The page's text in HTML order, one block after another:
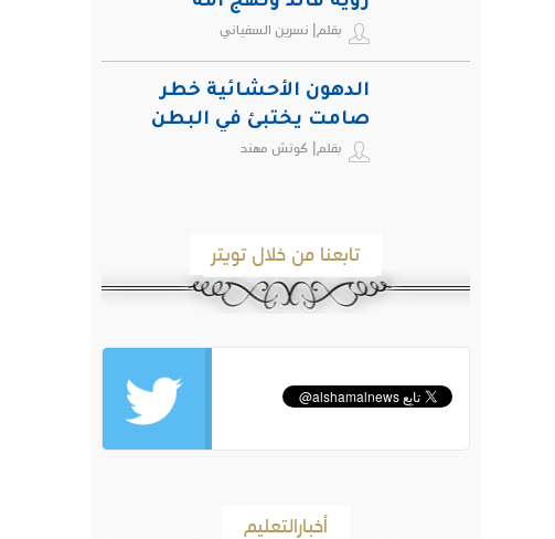
بقلم| نسرين السفياني
الدهون الأحشائية خطر
صامت يختبئ في البطن
ويهدد صحة الإنسان
بقلم| كوتش مهند
تابعنا من خلال تويتر
أخبارالتعليم